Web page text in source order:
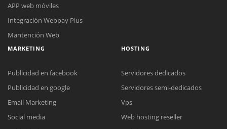
APP web móviles
Integración Webpay Plus
Mantención Web
MARKETING
Publicidad en facebook
Publicidad en google
Email Marketing
Social media
HOSTING
Servidores dedicados
Servidores semi-dedicados
Vps
Web hosting reseller